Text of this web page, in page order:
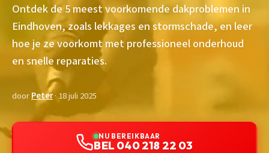
Ontdek de 5 meest voorkomende dakproblemen in
Eindhoven, zoals lekkages en stormschade, en leer
hoe je ze voorkomt met professioneel onderhoud
en snelle reparaties.
doorPeter· 18 juli 2025
NU BEREIKBAAR
BEL 040 218 22 03